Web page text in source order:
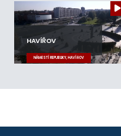
HAVÍŘOV
NÁMĚSTÍ REPUBLIKY, HAVÍŘOV